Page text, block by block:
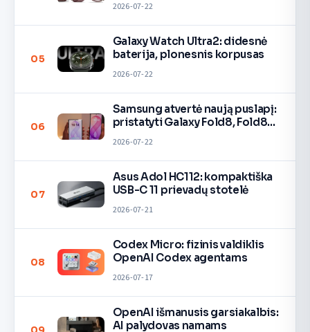
2026-07-22
05
Galaxy Watch Ultra2: didesnė
baterija, plonesnis korpusas
2026-07-22
06
Samsung atvertė naują puslapį:
pristatyti Galaxy Fold8, Fold8
flagmanai.
2026-07-22
07
Asus Adol HC112: kompaktiška
USB-C 11 prievadų stotelė
2026-07-21
08
Codex Micro: fizinis valdiklis
OpenAI Codex agentams
2026-07-17
OpenAI išmanusis garsiakalbis:
AI palydovas namams